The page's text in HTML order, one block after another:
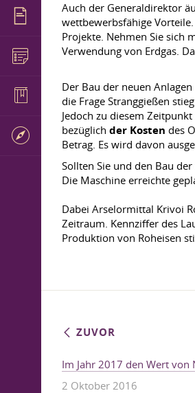
Auch der Generaldirektor
wettbewerbsfähige
Projekte. Nehmen Sie sich
Verwendung von Erdgas.
Der Bau der neuen
die Frage Stranggießen
Jedoch zu diesem
bezüglich der Kosten des
Betrag. Es wird davon
Sollten Sie und den Bau
Die Maschine erreichte
Dabei Arselormittal Krivoi
Zeitraum. Kennziffer des
Produktion von Roheisen
ZUVOR
Im Jahr 2017 den Wert von
2 Oktober 2016